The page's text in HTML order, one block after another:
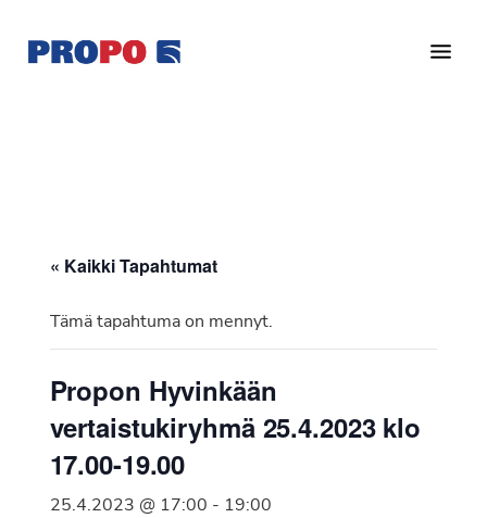
pääsisältöön
alatunnisteeseen
Ry
vuonna
Suomen
Syöpäyhdistyksen
jäsenjärjestö.
« Kaikki Tapahtumat
Tämä tapahtuma on mennyt.
Propon Hyvinkään
vertaistukiryhmä 25.4.2023 klo
17.00-19.00
25.4.2023 @ 17:00 - 19:00